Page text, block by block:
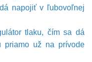
napojiť v ľubovoľnej
tlaku, čím sa dá
priamo už na prívode